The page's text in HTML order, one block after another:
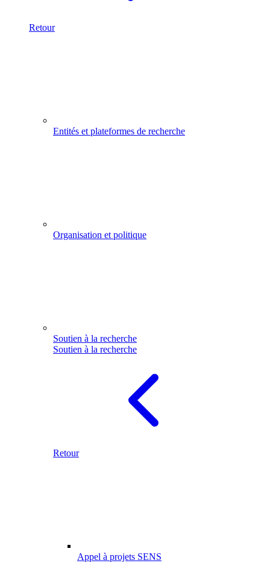
Retour
Entités et plateformes de recherche
Organisation et politique
Soutien à la recherche
Soutien à la recherche
Retour
Appel à projets SENS